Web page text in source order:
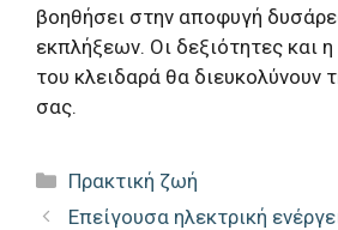
βοηθήσει στην αποφυγή
εκπλήξεων. Οι δεξιότητες και
του κλειδαρά θα διευκολύνουν
σας.
Κατηγορίες
Πρακτική ζωή
Επείγουσα ηλεκτρική